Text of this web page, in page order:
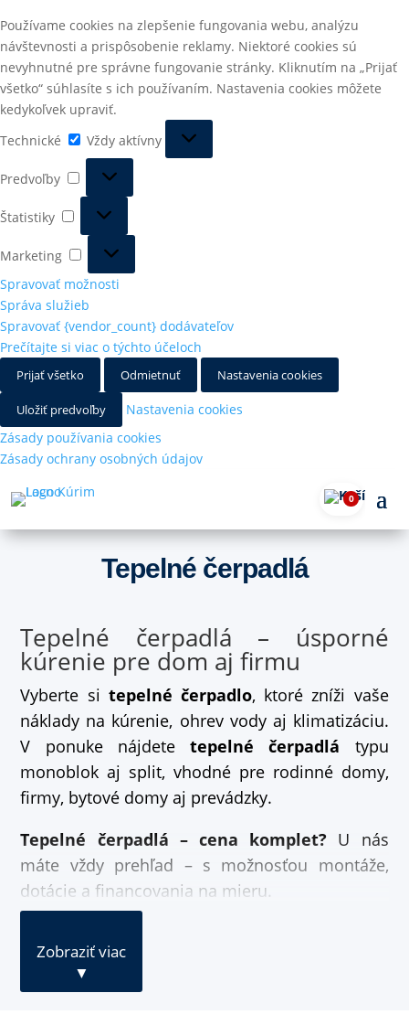
Používame cookies na zlepšenie fungovania webu, analýzu
návštevnosti a prispôsobenie reklamy. Niektoré cookies sú
nevyhnutné pre správne fungovanie stránky. Kliknutím na „Prijať
všetko“ súhlasíte s ich používaním. Nastavenia cookies môžete
kedykoľvek upraviť.
Technické
Vždy aktívny
Predvoľby
Štatistiky
Marketing
Spravovať možnosti
Správa služieb
Spravovať {vendor_count} dodávateľov
Prečítajte si viac o týchto účeloch
Prijať všetko Odmietnuť Nastavenia cookies
Uložiť predvoľby
Nastavenia cookies
Zásady používania cookies
Zásady ochrany osobných údajov
0
Tepelné čerpadlá
Tepelné čerpadlá – úsporné
kúrenie pre dom aj firmu
Vyberte si tepelné čerpadlo, ktoré zníži vaše
náklady na kúrenie, ohrev vody aj klimatizáciu.
V ponuke nájdetetepelné čerpadlá typu
monoblok aj split, vhodné pre rodinné domy,
firmy, bytové domy aj prevádzky.
Tepelné čerpadlá – cena komplet? U nás
máte vždy prehľad – s možnosťou montáže,
dotácie a financovania na mieru.
Zobraziť viac
▼